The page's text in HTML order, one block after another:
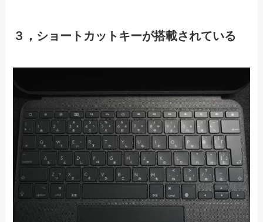
３，ショートカットキーが搭載されている